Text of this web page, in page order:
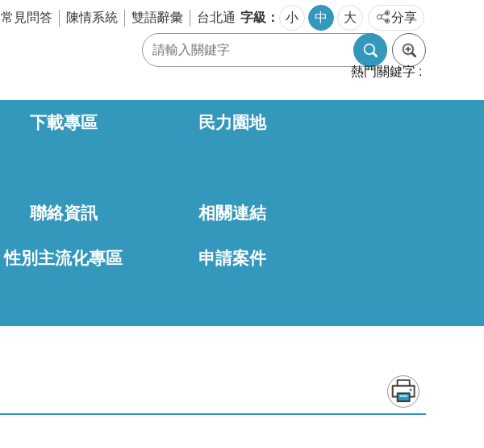
常見問答 陳情系統 雙語辭彙 台北通 字級 小 中 大 分享
熱門關鍵字
下載專區 民力園地
聯絡資訊 相關連結
性別主流化專區 申請案件